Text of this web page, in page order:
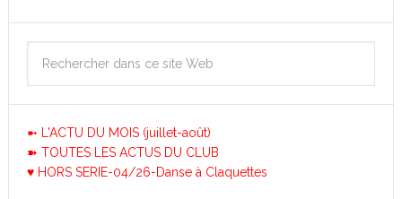
➼ L'ACTU DU MOIS (juillet-août)
➽ TOUTES LES ACTUS DU CLUB
♥ HORS SERIE-04/26-Danse à Claquettes